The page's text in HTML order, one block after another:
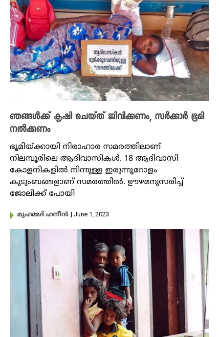
ഞങ്ങൾക്ക് കൃഷി ചെയ്ത് ജീവിക്കണം, സർക്കാർ ഭൂമി
നൽക്കണം
ഭൂമിയ്ക്കായി നിരാഹാര സമരത്തിലാണ്
നിലമ്പൂരിലെ ആദിവാസികൾ. 18 ആദിവാസി
കോളനികളിൽ നിന്നുള്ള ഇരുന്നൂറോളം
കുടുംബങ്ങളാണ് സമരത്തിൽ. ഊഴമനുസരിച്ച്
ജോലിക്ക് പോയി
മുഹമ്മദ് ഹനീൻ | June 1, 2023